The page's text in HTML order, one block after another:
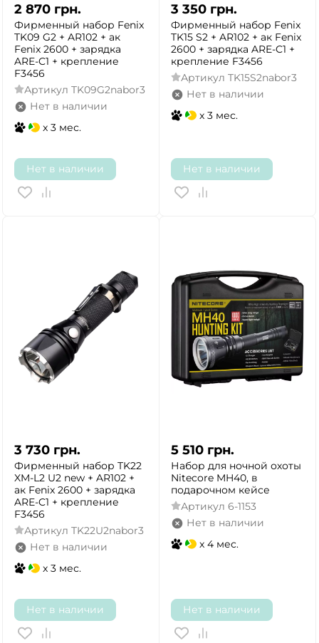
2 870 грн.
Фирменный набор Fenix
TK09 G2 + AR102 + ак
Fenix 2600 + зарядка
ARE-C1 + крепление
F3456
Артикул TK09G2nabor3
Нет в наличии
x 3 мес.
Нет в наличии
3 350 грн.
Фирменный набор Fenix
TK15 S2 + AR102 + ак Fenix
2600 + зарядка ARE-C1 +
крепление F3456
Артикул TK15S2nabor3
Нет в наличии
x 3 мес.
Нет в наличии
3 730 грн.
Фирменный набор TK22
XM-L2 U2 new + AR102 +
ак Fenix 2600 + зарядка
ARE-C1 + крепление
F3456
Артикул TK22U2nabor3
Нет в наличии
x 3 мес.
Нет в наличии
5 510 грн.
Набор для ночной охоты
Nitecore MH40, в
подарочном кейсе
Артикул 6-1153
Нет в наличии
x 4 мес.
Нет в наличии